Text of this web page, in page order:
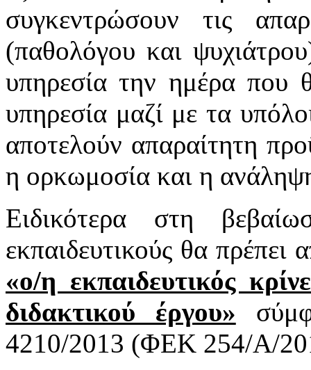
συγκεντρώσουν τις
(παθολόγου και
υπηρεσία την ημέρα που
υπηρεσία μαζί με τα
αποτελούν απαραίτητη
η ορκωμοσία και η
Ειδικότερα στη
εκπαιδευτικούς θα πρέπει
«ο/η εκπαιδευτικός
διδακτικού έργου»
4210/2013 (ΦΕΚ 254/Α/